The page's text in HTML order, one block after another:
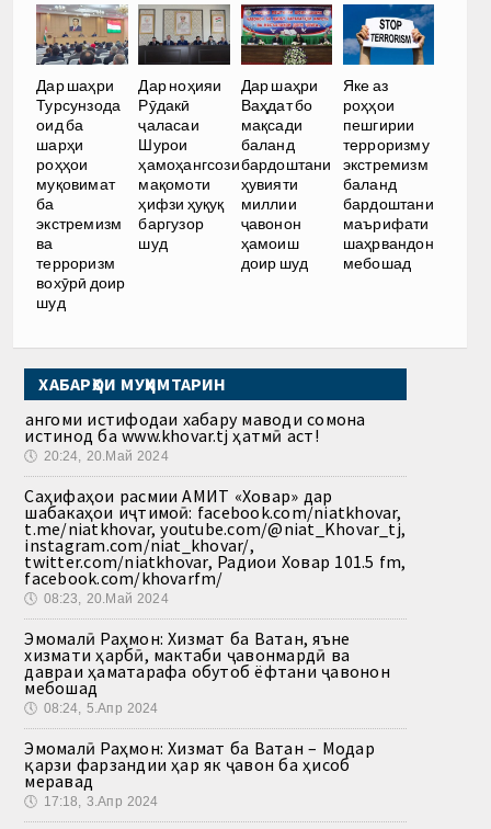
Дар шаҳри
Турсунзода
оид ба
шарҳи
роҳҳои
муқовимат
ба
экстремизм
ва
терроризм
вохӯрӣ доир
шуд
Дар ноҳияи
Рӯдакӣ
ҷаласаи
Шурои
ҳамоҳангсози
мақомоти
ҳифзи ҳуқуқ
баргузор
шуд
Дар шаҳри
Ваҳдат бо
мақсади
баланд
бардоштани
ҳувияти
миллии
ҷавонон
ҳамоиш
доир шуд
Яке аз
роҳҳои
пешгирии
терроризму
экстремизм
баланд
бардоштани
маърифати
шаҳрвандон
мебошад
ХАБАРҲОИ МУҲИМТАРИН
Ҳангоми истифодаи хабару маводи сомона
истинод ба www.khovar.tj ҳатмӣ аст!
🕔 20:24, 20.Май 2024
Саҳифаҳои расмии АМИТ «Ховар» дар
шабакаҳои иҷтимоӣ: facebook.com/niatkhovar,
t.me/niatkhovar, youtube.com/@niat_Khovar_tj,
instagram.com/niat_khovar/,
twitter.com/niatkhovar, Радиои Ховар 101.5 fm,
facebook.com/khovarfm/
🕔 08:23, 20.Май 2024
Эмомалӣ Раҳмон: Хизмат ба Ватан, яъне
хизмати ҳарбӣ, мактаби ҷавонмардӣ ва
давраи ҳаматарафа обутоб ёфтани ҷавонон
мебошад
🕔 08:24, 5.Апр 2024
Эмомалӣ Раҳмон: Хизмат ба Ватан – Модар
қарзи фарзандии ҳар як ҷавон ба ҳисоб
меравад
🕔 17:18, 3.Апр 2024